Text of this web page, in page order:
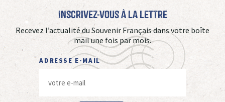
Inscrivez-vous à La Lettre
Recevez l’actualité du Souvenir Français dans votre boîte
mail une fois par mois.
ADRESSE E-MAIL